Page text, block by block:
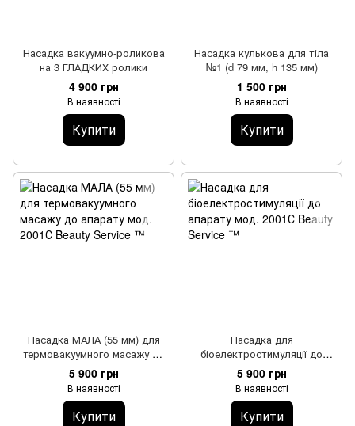
Насадка вакуумно-роликова
на 3 ГЛАДКИХ ролики
4 900 грн
В наявності
Купити
Насадка кулькова для тіла
№1 (d 79 мм, h 135 мм)
1 500 грн
В наявності
Купити
Насадка МАЛА (55 мм) для
термовакуумного масажу до
апарату мод. 2001С Beauty
Service ™
5 900 грн
В наявності
Купити
Насадка для
біоелектростимуляції до
апарату мод. 2001С Beauty
Service ™
5 900 грн
В наявності
Купити